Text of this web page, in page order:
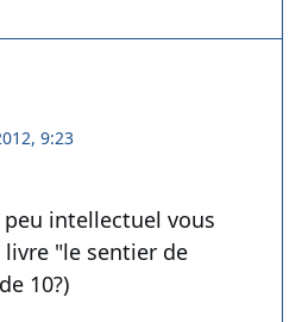
9:23
intellectuel vous
"le sentier de
10?)